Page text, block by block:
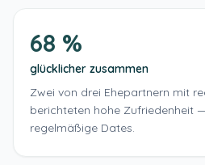
68 %
glücklicher zusammen
Zwei von drei Ehepartnern mit
berichteten hohe Zufriedenheit
regelmäßige Dates.